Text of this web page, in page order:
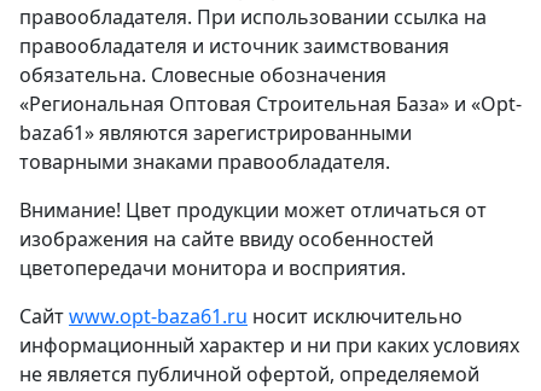
правообладателя. При использовании ссылка на
правообладателя и источник заимствования
обязательна. Словесные обозначения
«Региональная Оптовая Строительная База» и «Opt-
baza61» являются зарегистрированными
товарными знаками правообладателя.
Внимание! Цвет продукции может отличаться от
изображения на сайте ввиду особенностей
цветопередачи монитора и восприятия.
Сайтwww.opt-baza61.ru носит исключительно
информационный характер и ни при каких условиях
не является публичной офертой, определяемой